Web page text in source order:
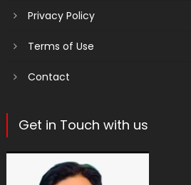
Privacy Policy
Terms of Use
Contact
Get in Touch with us